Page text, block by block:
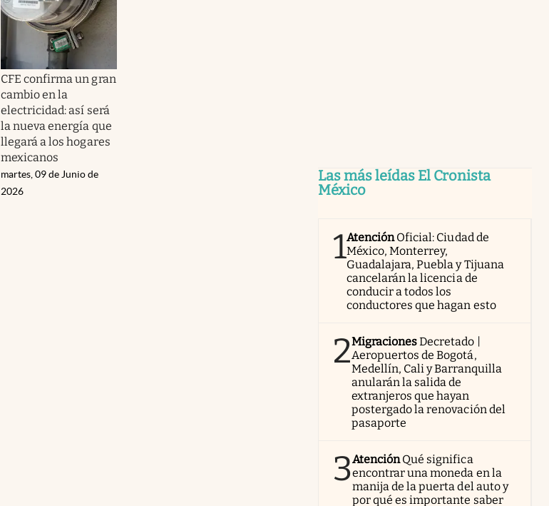
CFE confirma un gran
cambio en la
electricidad: así será
la nueva energía que
llegará a los hogares
mexicanos
martes, 09 de Junio de
2026
Las más leídas El Cronista
México
1AtenciónOficial: Ciudad de
México, Monterrey,
Guadalajara, Puebla y Tijuana
cancelarán la licencia de
conducir a todos los
conductores que hagan esto
2MigracionesDecretado |
Aeropuertos de Bogotá,
Medellín, Cali y Barranquilla
anularán la salida de
extranjeros que hayan
postergado la renovación del
pasaporte
3AtenciónQué significa
encontrar una moneda en la
manija de la puerta del auto y
por qué es importante saber